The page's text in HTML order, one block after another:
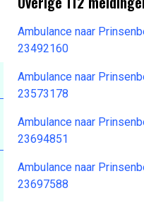
Ambulance naar
23492160
Ambulance naar
23573178
Ambulance naar
23694851
Ambulance naar
23697588